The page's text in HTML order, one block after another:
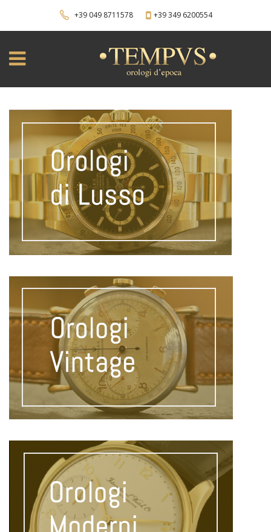
+39 049 8711578 +39 349 6200554